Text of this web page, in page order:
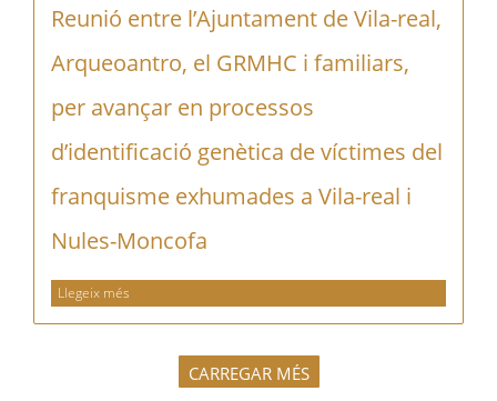
Reunió entre l’Ajuntament de Vila-real,
Arqueoantro, el GRMHC i familiars,
per avançar en processos
d’identificació genètica de víctimes del
franquisme exhumades a Vila-real i
Nules-Moncofa
Llegeix més
CARREGAR MÉS